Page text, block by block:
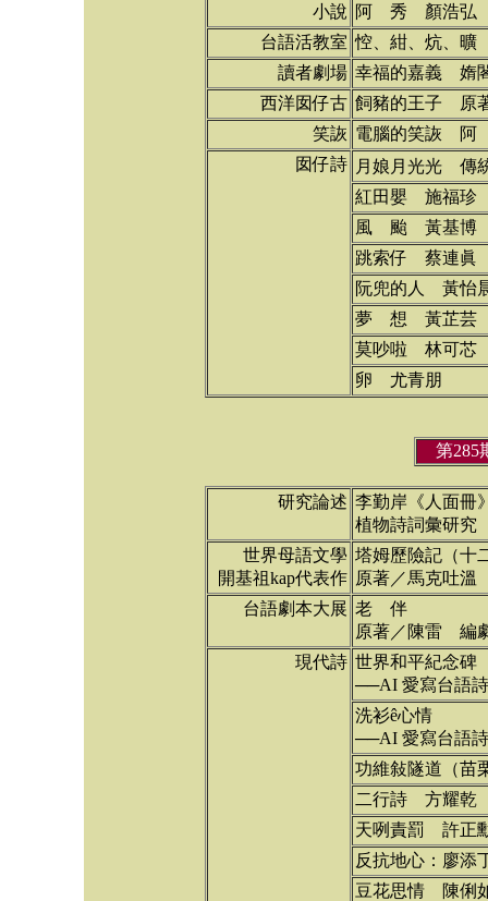
小說 阿 秀 顏浩弘
台語活教室 悾、紺、炕、曠
讀者劇場 幸福的嘉義 媠
西洋囡仔古 飼豬的王子 原
笑詼 電腦的笑詼
囡仔詩
月娘月光光 傳
紅田嬰 施福珍
風 颱 黃基博
跳索仔 蔡連眞
阮兜的人 黃怡
夢 想 黃芷芸
莫吵啦 林可芯
卵 尤青朋
第285
研究論述 李勤岸《人面冊
植物詩詞彙研究
世界母語文學
開基祖kap代表作
塔姆歷險記（十
原著／馬克吐
台語劇本大展 老 伴
原著／陳雷 編
現代詩 世界和平紀念碑
──AI 愛寫台語
洗衫ê心情
──AI 愛寫台語
功維敍隧道（
二行詩 方耀乾
天咧責罰 許正
反抗地心：廖
豆花思情 陳俐